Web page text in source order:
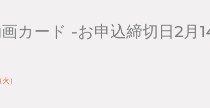
カード -お申込締切日2月
）